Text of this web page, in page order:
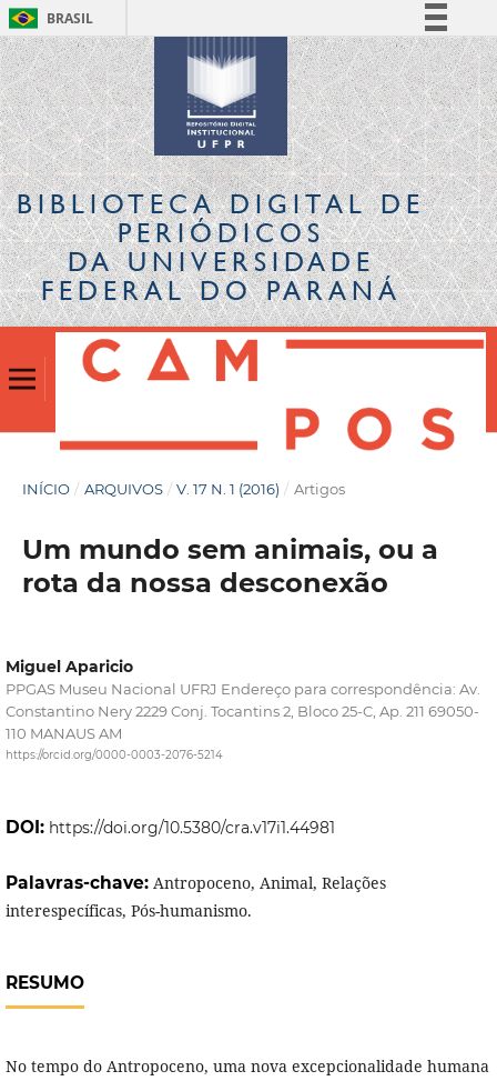
BRASIL
Simplifique!
Comunica BR
Participe
Acesso à informação
Legislação
Canais
BIBLIOTECA DIGITALDE
PERIÓDICOS
DA UNIVERSIDADE
FEDERAL DO PARANÁ
INÍCIO / ARQUIVOS / V. 17 N. 1 (2016) / Artigos
Um mundo sem animais, ou a
rota da nossa desconexão
Miguel Aparicio
PPGAS Museu Nacional UFRJ Endereço para correspondência: Av.
Constantino Nery 2229 Conj. Tocantins 2, Bloco 25-C, Ap. 211 69050-
110 MANAUS AM
https://orcid.org/0000-0003-2076-5214
DOI: https://doi.org/10.5380/cra.v17i1.44981
Palavras-chave: Antropoceno, Animal, Relações
interespecíficas, Pós-humanismo.
RESUMO
No tempo do Antropoceno, uma nova excepcionalidade humana